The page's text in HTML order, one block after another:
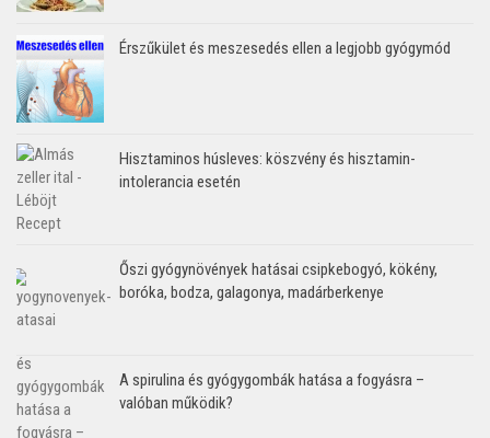
Érszűkület és meszesedés ellen a legjobb gyógymód
Hisztaminos húsleves: köszvény és hisztamin-
intolerancia esetén
Őszi gyógynövények hatásai csipkebogyó, kökény,
boróka, bodza, galagonya, madárberkenye
A spirulina és gyógygombák hatása a fogyásra –
valóban működik?